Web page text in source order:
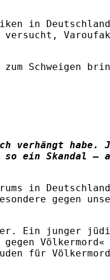
in
versucht,
Schweigen
verhängt habe.
ein Skandal –
in
gegen
Ein junger
für